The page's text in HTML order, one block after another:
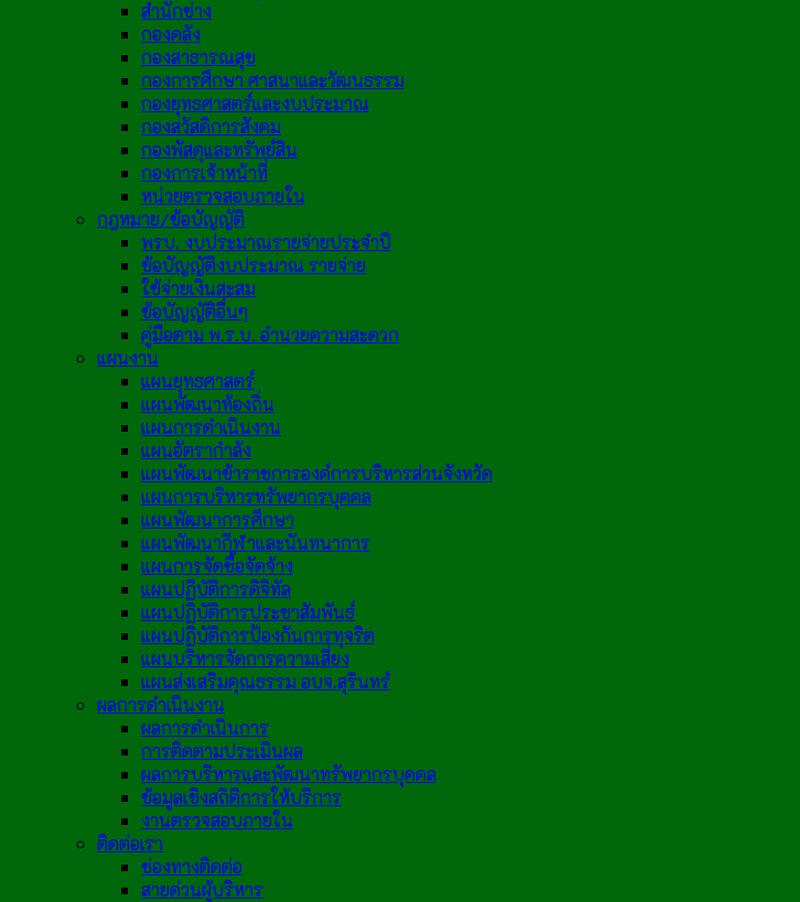
สำนักช่าง
กองคลัง
กองสาธารณสุข
กองการศึกษา ศาสนาและวัฒนธรรม
กองยุทธศาสตร์และงบประมาณ
กองสวัสดิการสังคม
กองพัสดุและทรัพย์สิน
กองการเจ้าหน้าที่
หน่วยตรวจสอบภายใน
กฎหมาย/ข้อบัญญัติ
พรบ. งบประมาณรายจ่ายประจำปี
ข้อบัญญัติงบประมาณ รายจ่าย
ใช้จ่ายเงินสะสม
ข้อบัญญัติอื่นๆ
คู่มือตาม พ.ร.บ. อำนวยความสะดวก
แผนงาน
แผนยุทธศาสตร์
แผนพัฒนาท้องถิ่น
แผนการดำเนินงาน
แผนอัตรากำลัง
แผนพัฒนาข้าราชการองค์การบริหารส่วนจังหวัด
แผนการบริหารทรัพยากรบุคคล
แผนพัฒนาการศึกษา
แผนพัฒนากีฬาและนันทนาการ
แผนการจัดซื้อจัดจ้าง
แผนปฏิบัติการดิจิทัล
แผนปฏิบัติการประชาสัมพันธ์
แผนปฏิบัติการป้องกันการทุจริต
แผนบริหารจัดการความเสี่ยง
แผนส่งเสริมคุณธรรม อบจ.สุรินทร์
ผลการดำเนินงาน
ผลการดำเนินการ
การติดตามประเมินผล
ผลการบริหารและพัฒนาทรัพยากรบุคคล
ข้อมูลเชิงสถิติการให้บริการ
งานตรวจสอบภายใน
ติดต่อเรา
ช่องทางติดต่อ
สายด่วนผู้บริหาร